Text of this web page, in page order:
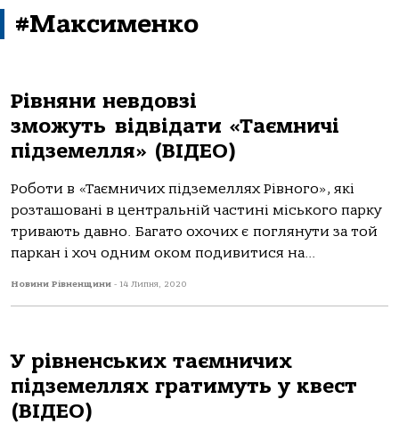
#Максименко
Рівняни невдовзі
зможуть відвідати «Таємничі
підземелля» (ВІДЕО)
Роботи в «Таємничих підземеллях Рівного», які
розташовані в центральній частині міського парку
тривають давно. Багато охочих є поглянути за той
паркан і хоч одним оком подивитися на...
Новини Рівненщини - 14 Липня, 2020
У рівненських таємничих
підземеллях гратимуть у квест
(ВІДЕО)